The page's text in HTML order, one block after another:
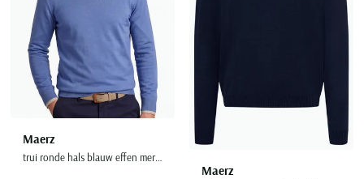
Maerz
trui ronde hals blauw effen merinowol
Maerz